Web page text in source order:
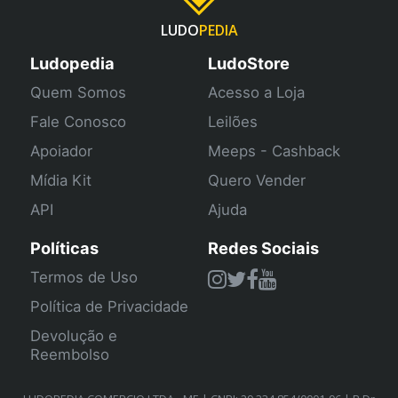
LUDOPEDIA
Ludopedia
Quem Somos
Fale Conosco
Apoiador
Mídia Kit
API
LudoStore
Acesso a Loja
Leilões
Meeps - Cashback
Quero Vender
Ajuda
Políticas
Termos de Uso
Política de Privacidade
Devolução e
Reembolso
Redes Sociais